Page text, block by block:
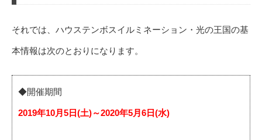
それでは、ハウステンボスイルミネーション・光の王国の基
本情報は次のとおりになります。
◆開催期間
2019年10月5日(土)～2020年5月6日(水)